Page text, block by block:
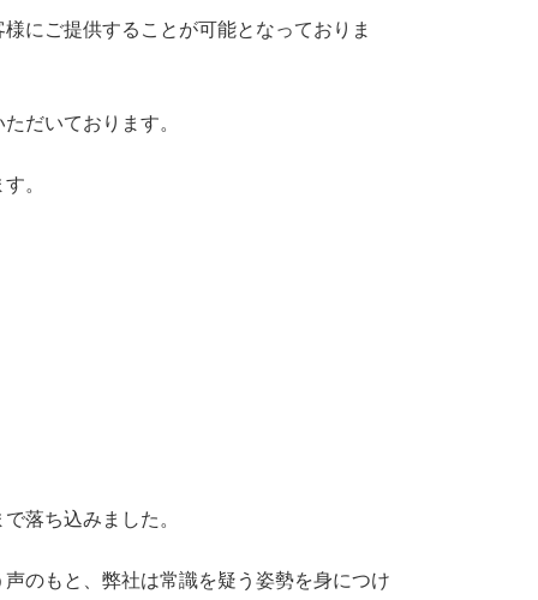
にご提供することが可能となっておりま
だいております。
。
落ち込みました。
のもと、弊社は常識を疑う姿勢を身につけ